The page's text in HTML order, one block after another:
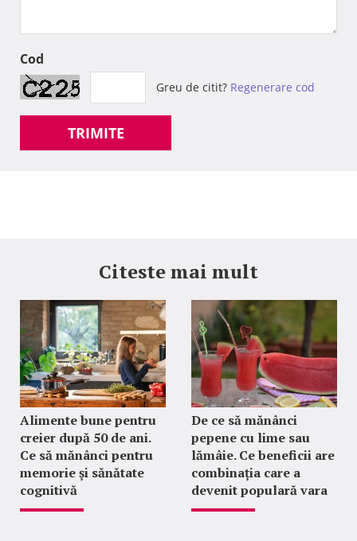
Cod
Greu de citit? Regenerare cod
TRIMITE
Citeste mai mult
Alimente bune pentru
creier după 50 de ani.
Ce să mănânci pentru
memorie și sănătate
cognitivă
De ce să mănânci
pepene cu lime sau
lămâie. Ce beneficii are
combinația care a
devenit populară vara